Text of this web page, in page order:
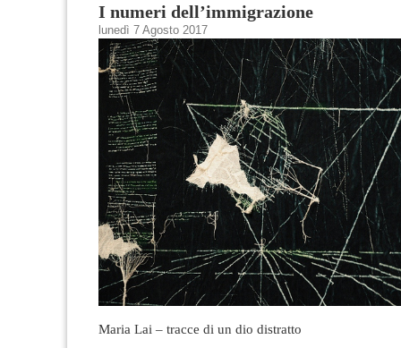
I numeri dell’immigrazione
lunedì 7 Agosto 2017
Maria Lai – tracce di un dio distratto